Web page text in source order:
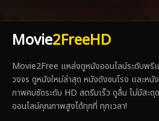
Movie2FreeHD
Movie2Free แหล่งดูหนังออนไลน์ระดับพรี
วงจร ดูหนังใหม่ล่าสุด หนังดังชนโรง และห
ภาพคมชัดระดับ HD สตรีมเร็ว ดูลื่น ไม่มีสะ
ออนไลน์คุณภาพสูงได้ทุกที่ ทุกเวลา!